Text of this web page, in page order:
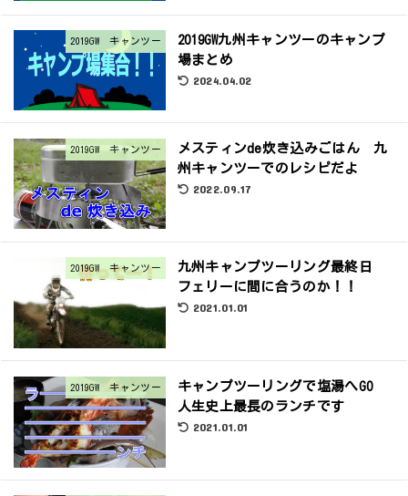
2019GW キャンツー
2019GW九州キャンツーのキャンプ
場まとめ
2024.04.02
2019GW キャンツー
メスティンde炊き込みごはん 九
州キャンツーでのレシピだよ
2022.09.17
2019GW キャンツー
九州キャンプツーリング最終日
フェリーに間に合うのか！！
2021.01.01
2019GW キャンツー
キャンプツーリングで塩湯へGO
人生史上最長のランチです
2021.01.01